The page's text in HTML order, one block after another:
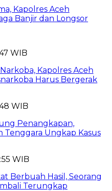
Kapolres Aceh
Banjir dan Longsor
WIB
Kapolres Aceh
Harus Bergerak
WIB
Penangkapan,
Tenggara Ungkap Kasus
WIB
Berbuah Hasil, Seorang
Terungkap